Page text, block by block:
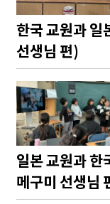
한국 교원과 일
선생님 편)
일본 교원과 한
메구미 선생님